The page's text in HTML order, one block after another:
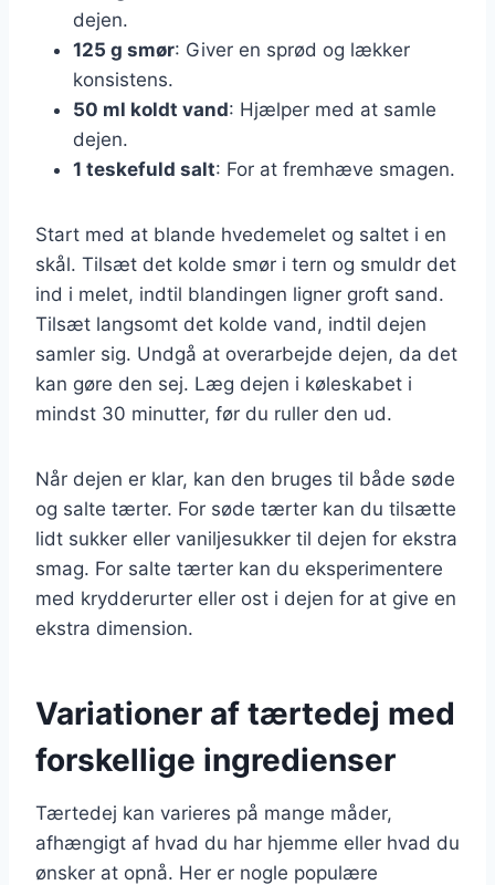
dejen.
125 g smør: Giver en sprød og lækker
konsistens.
50 ml koldt vand: Hjælper med at samle
dejen.
1 teskefuld salt: For at fremhæve smagen.
Start med at blande hvedemelet og saltet i en
skål. Tilsæt det kolde smør i tern og smuldr det
ind i melet, indtil blandingen ligner groft sand.
Tilsæt langsomt det kolde vand, indtil dejen
samler sig. Undgå at overarbejde dejen, da det
kan gøre den sej. Læg dejen i køleskabet i
mindst 30 minutter, før du ruller den ud.
Når dejen er klar, kan den bruges til både søde
og salte tærter. For søde tærter kan du tilsætte
lidt sukker eller vaniljesukker til dejen for ekstra
smag. For salte tærter kan du eksperimentere
med krydderurter eller ost i dejen for at give en
ekstra dimension.
Variationer af tærtedej med
forskellige ingredienser
Tærtedej kan varieres på mange måder,
afhængigt af hvad du har hjemme eller hvad du
ønsker at opnå. Her er nogle populære